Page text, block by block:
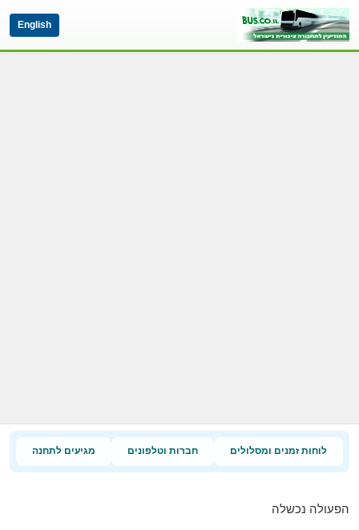
English
לוחות זמנים ומסלולים חברות וטלפונים מגיעים לתחנה
הפעולה נכשלה